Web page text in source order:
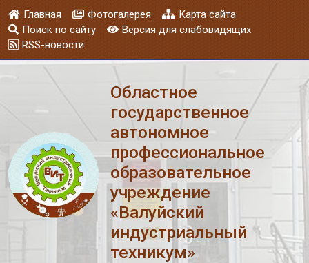
Главная Фотогалерея
Карта сайта
Поиск по сайту
Версия для слабовидящих
RSS-новости
Областное
государственное
автономное
профессиональное
образовательное
учреждение
«Валуйский
индустриальный
техникум»